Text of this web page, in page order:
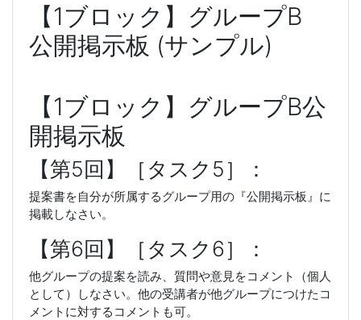
【1ブロック】グループB
公開掲示板 (サンプル)
【1ブロック】グループB公
開掲示板
【第5回】［タスク5］：
提案書を自分が所属するグループ用の『公開掲示板』に
掲載しなさい。
【第6回】［タスク6］：
他グループの提案を読み、質問や意見をコメント（個人
として）しなさい。他の受講者が他グループにつけたコ
メントに対するコメントも可。